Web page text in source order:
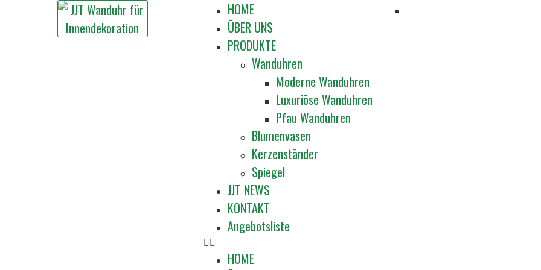
HOME
ÜBER UNS
PRODUKTE
Wanduhren
Moderne Wanduhren
Luxuriöse Wanduhren
Pfau Wanduhren
Blumenvasen
Kerzenständer
Spiegel
JJT NEWS
KONTAKT
Angebotsliste
HOME